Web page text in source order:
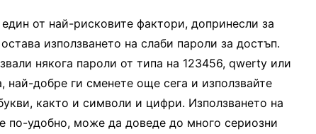
от най-рисковите фактори, допринесли за
използването на слаби пароли за достъп.
някога пароли от типа на 123456, qwerty или
добре ги сменете още сега и използвайте
както и символи и цифри. Използването на
по-удобно, може да доведе до много сериозни